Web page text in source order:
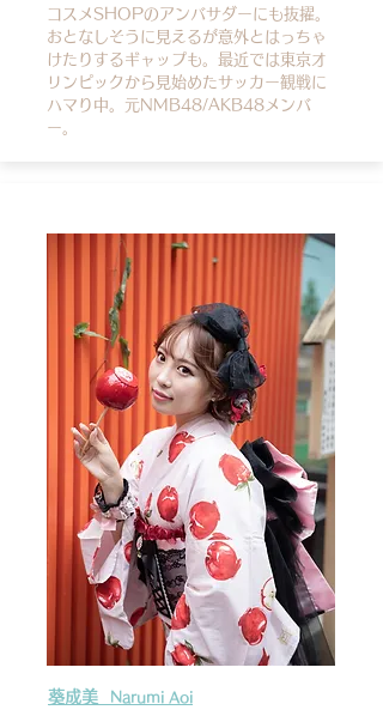
コスメSHOPのアンバサダーにも抜擢。
おとなしそうに見えるが意外とはっちゃ
けたりするギャップも。最近では東京オ
リンピックから見始めたサッカー観戦に
ハマり中。元NMB48/AKB48メンバ
ー。
葵成美 Narumi Aoi